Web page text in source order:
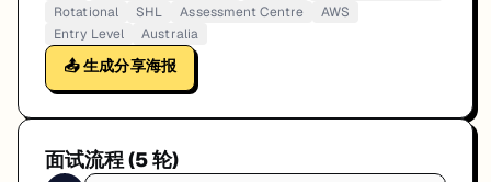
Rotational
SHL Assessment Centre
AWS
Entry Level
Australia
📤 生成分享海报
面试流程 (5轮)